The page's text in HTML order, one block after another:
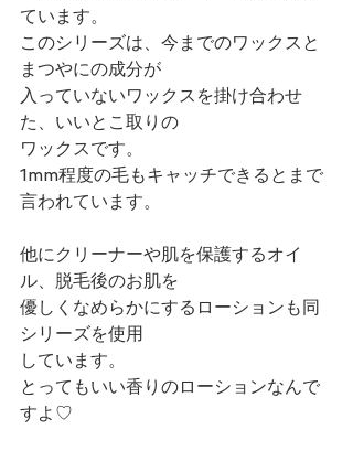
ています。
このシリーズは、今までのワックスと
まつやにの成分が
入っていないワックスを掛け合わせ
た、いいとこ取りの
ワックスです。
1mm程度の毛もキャッチできるとまで
言われています。
他にクリーナーや肌を保護するオイ
ル、脱毛後のお肌を
優しくなめらかにするローションも同
シリーズを使用
しています。
とってもいい香りのローションなんで
すよ♡